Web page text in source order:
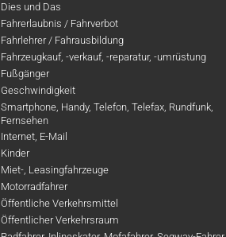
Dies und Das
Fahrerlaubnis / Fahrverbot
Fahrlehrer / Fahrausbildung
Fahrzeugkauf, -verkauf, -reparatur, -umrüstung
Fußgänger
Geschwindigkeit
Smartphone, Handy, Telefon, Telefax, Rundfunk,
Fernsehen
Internet, E-Mail
Kinder
Miet-, Leasingfahrzeuge
Motorradfahrer
Öffentliche Verkehrsmittel
Öffentlicher Verkehrsraum